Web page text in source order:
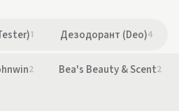
1 Дезодорант (Deo)4
2 Bea's Beauty & Scent2